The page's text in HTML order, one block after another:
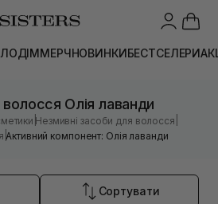
ДІММЕРЧНОВИНКИБЕСТСЕЛЕРИ
Олія лаванди
|Незмивні засоби для волосся
|Активний компонент: Олія лаванди
Сортувати